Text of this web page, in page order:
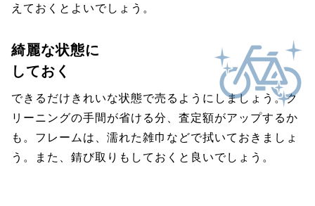
えておくとよいでしょう。
綺麗な状態に
しておく
できるだけきれいな状態で売るようにしましょう。ク
リーニングの手間が省ける分、査定額がアップするか
も。フレームは、濡れた雑巾などで拭いておきましょ
う。また、錆び取りもしておくと良いでしょう。